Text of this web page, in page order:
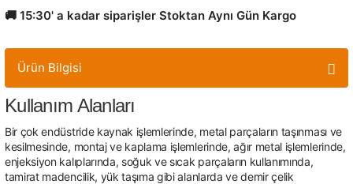
🚚 15:30' a kadar siparişler Stoktan Aynı Gün Kargo
Ürün Bilgisi
Kullanım Alanları
Bir çok endüstride kaynak işlemlerinde, metal parçaların taşınması ve
kesilmesinde, montaj ve kaplama işlemlerinde, ağır metal işlemlerinde,
enjeksiyon kalıplarında, soğuk ve sıcak parçaların kullanımında,
tamirat madencilik, yük taşıma gibi alanlarda ve demir çelik